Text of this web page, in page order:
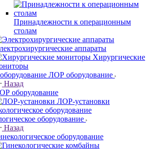
Принадлежности к операционным
столам
аппараты
Хирургические
ЛОР оборудование
Назад
оборудование
ЛОР-установки
оборудование
Назад
оборудование